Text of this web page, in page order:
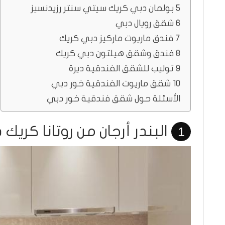
5 بولمان دبي كريك سيتي سنتر رزيدنسيز
6 شقق رويال دبي
7 فندق ماريوت ماركيز دبي كريك
8 فندق وشقق هيلتون دبي كريك
9 توليب للشقق الفندقية ديرة
10 شقق ماريوت الفندقية خور دبي
الأسئلة حول شقق فندقية خور دبي
1 البندر أرجان من روتانا